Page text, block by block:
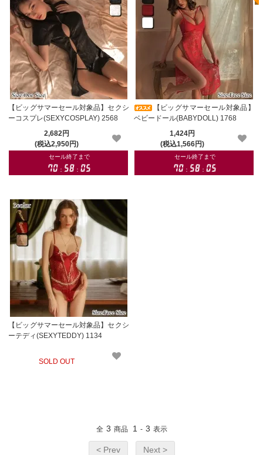
【ビッグサマーセール対象品】セクシ
ーコスプレ(SEXYCOSPLAY) 2568
2,682円
(税込2,950円)
【ビッグサマーセール対象品】
ベビードール(BABYDOLL) 1768
1,424円
(税込1,566円)
【ビッグサマーセール対象品】セクシ
ーテディ(SEXYTEDDY) 1134
SOLD OUT
全 3 商品 1 - 3 表示
< Prev Next >